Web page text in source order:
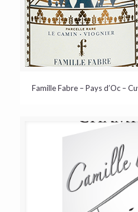
Famille Fabre – Pays d’Oc –